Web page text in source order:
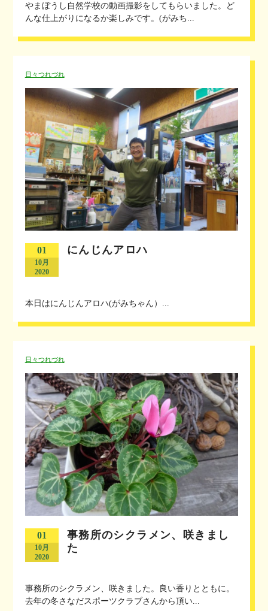
やまぼうし自然学校の動画撮影をしてもらいました。ど
んな仕上がりになるか楽しみです。(がみち...
日々つれづれ
01
10月
2020
にんじんアロハ
本日はにんじんアロハ(がみちゃん）...
日々つれづれ
01
10月
2020
事務所のシクラメン、咲きまし
た
事務所のシクラメン、咲きました。良い香りとともに。
去年の冬さなだスポーツクラブさんから頂い...